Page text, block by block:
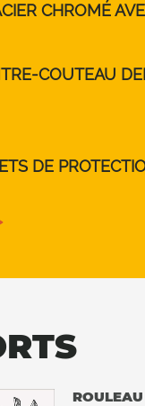
CHROMÉ
COUTEAU
DE